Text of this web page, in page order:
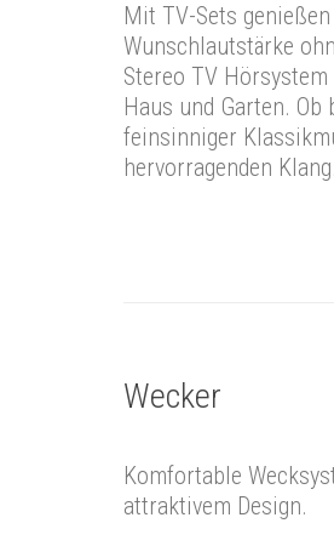
Mit TV-Sets
Wunschlautstärke
Stereo TV
Haus und Garten.
feinsinniger
hervorragenden Klang.
Wecker
Komfortable
attraktivem Design.